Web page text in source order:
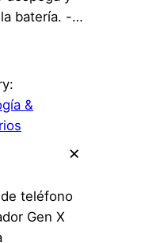
batería. -…
&
teléfono
Gen X